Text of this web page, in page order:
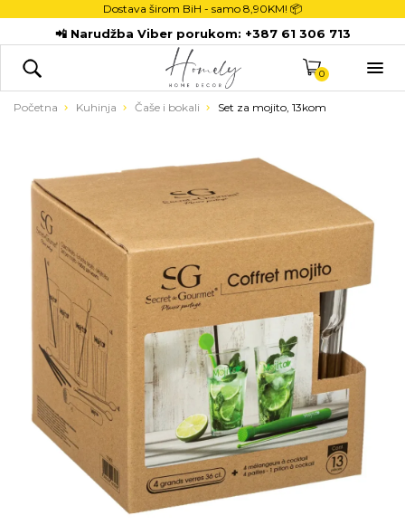
Dostava širom BiH - samo 8,90KM! 📦
📲 Narudžba Viber porukom: +387 61 306 713
0 
POČETNA
DEKORACIJE
KUHINJA
TEKSTIL
ODLAGANJE
NOVI PROIZVODI
Početna Kuhinja Čaše i bokali Set za mojito, 13kom